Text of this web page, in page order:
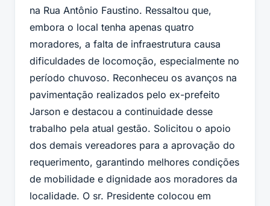
na Rua Antônio Faustino. Ressaltou que,
embora o local tenha apenas quatro
moradores, a falta de infraestrutura causa
dificuldades de locomoção, especialmente no
período chuvoso. Reconheceu os avanços na
pavimentação realizados pelo ex-prefeito
Jarson e destacou a continuidade desse
trabalho pela atual gestão. Solicitou o apoio
dos demais vereadores para a aprovação do
requerimento, garantindo melhores condições
de mobilidade e dignidade aos moradores da
localidade. O sr. Presidente colocou em